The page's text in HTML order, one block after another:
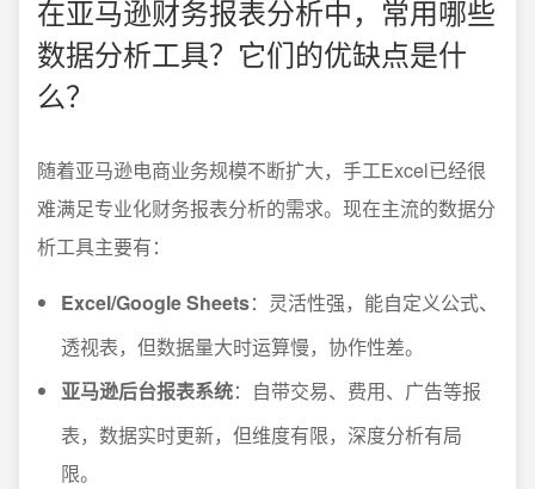
在亚马逊财务报表分析中，常用哪些
数据分析工具？它们的优缺点是什
么？
随着亚马逊电商业务规模不断扩大，手工Excel已经很
难满足专业化财务报表分析的需求。现在主流的数据分
析工具主要有：
Excel/Google Sheets：灵活性强，能自定义公式、
透视表，但数据量大时运算慢，协作性差。
亚马逊后台报表系统：自带交易、费用、广告等报
表，数据实时更新，但维度有限，深度分析有局
限。